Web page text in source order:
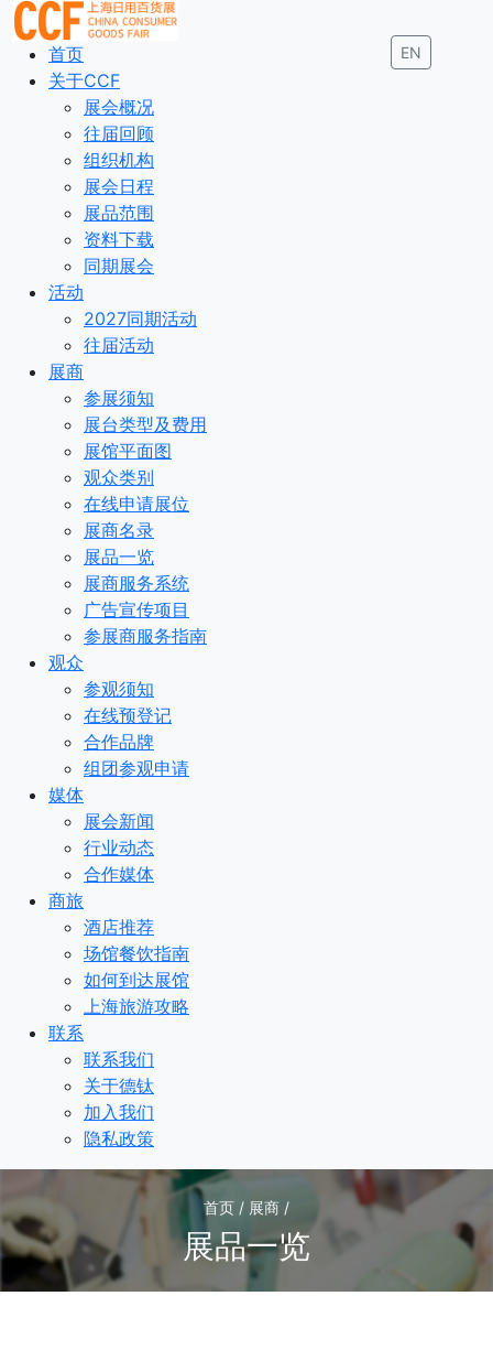
EN
首页
关于CCF
展会概况
往届回顾
组织机构
展会日程
展品范围
资料下载
同期展会
活动
2027同期活动
往届活动
展商
参展须知
展台类型及费用
展馆平面图
观众类别
在线申请展位
展商名录
展品一览
展商服务系统
广告宣传项目
参展商服务指南
观众
参观须知
在线预登记
合作品牌
组团参观申请
媒体
展会新闻
行业动态
合作媒体
商旅
酒店推荐
场馆餐饮指南
如何到达展馆
上海旅游攻略
联系
联系我们
关于德钛
加入我们
隐私政策
首页 / 展商 /
展品一览